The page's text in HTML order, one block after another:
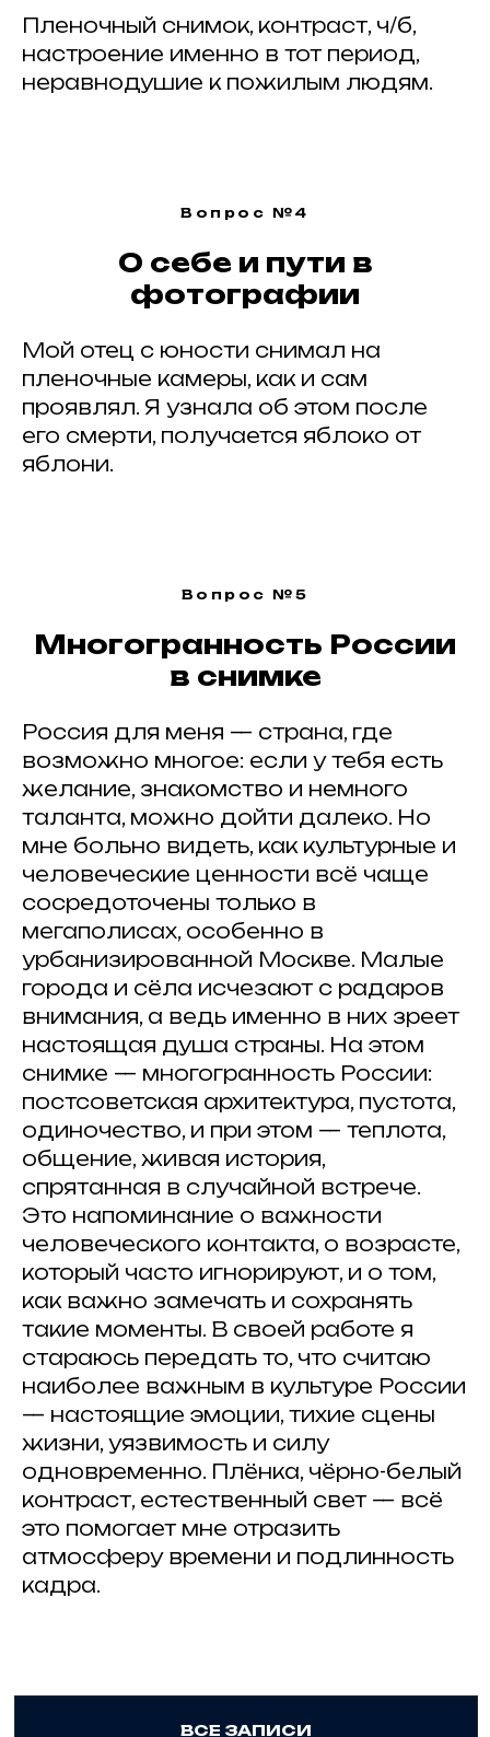
Пленочный снимок, контраст, ч/б,
настроение именно в тот период,
неравнодушие к пожилым людям.
Вопрос №4
О себе и пути в
фотографии
Мой отец с юности снимал на
пленочные камеры, как и сам
проявлял. Я узнала об этом после
его смерти, получается яблоко от
яблони.
Вопрос №5
Многогранность России
в снимке
Россия для меня — страна, где
возможно многое: если у тебя есть
желание, знакомство и немного
таланта, можно дойти далеко. Но
мне больно видеть, как культурные и
человеческие ценности всё чаще
сосредоточены только в
мегаполисах, особенно в
урбанизированной Москве. Малые
города и сёла исчезают с радаров
внимания, а ведь именно в них зреет
настоящая душа страны. На этом
снимке — многогранность России:
постсоветская архитектура, пустота,
одиночество, и при этом — теплота,
общение, живая история,
спрятанная в случайной встрече.
Это напоминание о важности
человеческого контакта, о возрасте,
который часто игнорируют, и о том,
как важно замечать и сохранять
такие моменты. В своей работе я
стараюсь передать то, что считаю
наиболее важным в культуре России
— настоящие эмоции, тихие сцены
жизни, уязвимость и силу
одновременно. Плёнка, чёрно-белый
контраст, естественный свет — всё
это помогает мне отразить
атмосферу времени и подлинность
кадра.
Делитесь с друзьями
фотографию— это
просто
?
ИЩЕМ
ПАРТНЕРОВ
ПАРТНЕРЫ
ИНФОРМАЦИОННЫЕ ПАРТНЕРЫ
Организатор: ИП Гражданкина А.А.
ОГРНИП: 316 547 600 088 950
Техническая поддержка
Правила и требования конкурса
mail@artkoko.ru
Проект Анны Гражданкиной